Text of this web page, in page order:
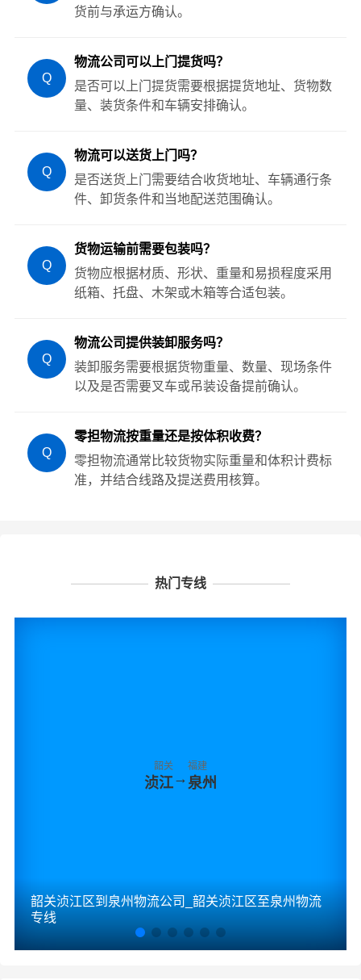
货前与承运方确认。
Q
物流公司可以上门提货吗？
是否可以上门提货需要根据提货地址、货物数
量、装货条件和车辆安排确认。
Q
物流可以送货上门吗？
是否送货上门需要结合收货地址、车辆通行条
件、卸货条件和当地配送范围确认。
Q
货物运输前需要包装吗？
货物应根据材质、形状、重量和易损程度采用
纸箱、托盘、木架或木箱等合适包装。
Q
物流公司提供装卸服务吗？
装卸服务需要根据货物重量、数量、现场条件
以及是否需要叉车或吊装设备提前确认。
Q
零担物流按重量还是按体积收费？
零担物流通常比较货物实际重量和体积计费标
准，并结合线路及提送费用核算。
热门专线
韶关
浈江→
福建
泉州
韶关浈江区到泉州物流公司_韶关浈江区至泉州物流
专线